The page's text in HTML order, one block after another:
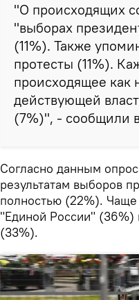
"О происходящих
"выборах
(11%). Также
протесты (11%).
происходящее как
действующей
(7%)", - сообщили
Согласно данным
результатам выборов
полностью (22%). Чаще
"Единой России"
(33%).